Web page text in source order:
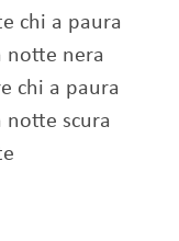
chi a paura
notte nera
chi a paura
scura